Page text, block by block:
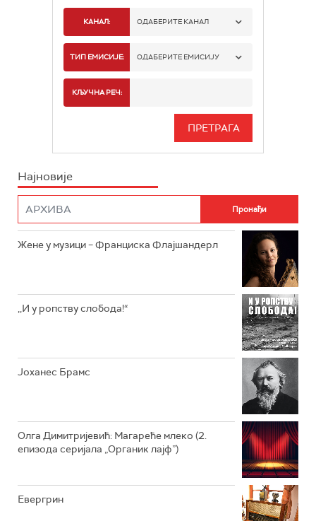
КАНАЛ: ОДАБЕРИТЕ КАНАЛ
РАДИО БЕОГРАД 1
РАДИО БЕОГРАД 3
РАДИО РОКЕНРОЛЕР
РАДИО ЏЕЗЕР
ТИП ЕМИСИЈЕ: ОДАБЕРИТЕ ЕМИСИЈУ
ИНФО
КЉУЧНА РЕЧ:
Најновије
Жене у музици – Франциска Флајшандерл
,,И у ропству слобода!“
Јоханес Брамс
Олга Димитријевић: Магареће млеко (2.
епизода серијала „Органик лајф”)
Евергрин